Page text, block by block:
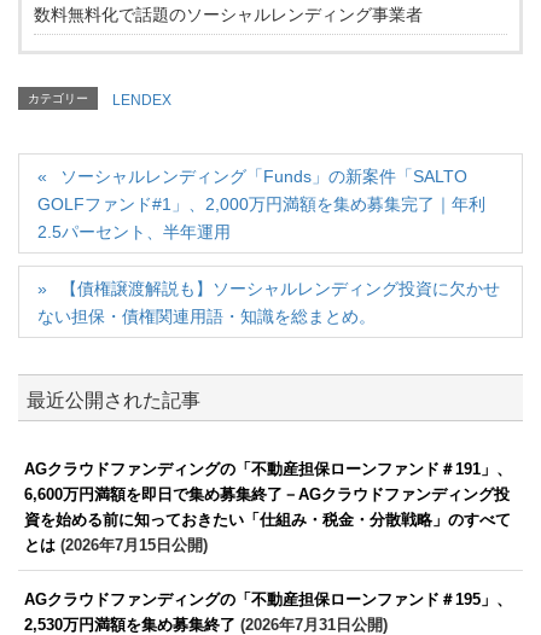
数料無料化で話題のソーシャルレンディング事業者
カテゴリー LENDEX
ソーシャルレンディング「Funds」の新案件「SALTO
GOLFファンド#1」、2,000万円満額を集め募集完了｜年利
2.5パーセント、半年運用
【債権譲渡解説も】ソーシャルレンディング投資に欠かせ
ない担保・債権関連用語・知識を総まとめ。
最近公開された記事
AGクラウドファンディングの「不動産担保ローンファンド＃191」、
6,600万円満額を即日で集め募集終了－AGクラウドファンディング投
資を始める前に知っておきたい「仕組み・税金・分散戦略」のすべて
とは (2026年7月15日公開)
AGクラウドファンディングの「不動産担保ローンファンド＃195」、
2,530万円満額を集め募集終了 (2026年7月31日公開)